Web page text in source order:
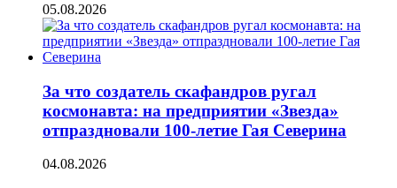
05.08.2026
За что создатель скафандров ругал
космонавта: на предприятии «Звезда»
отпраздновали 100-летие Гая Северина
04.08.2026